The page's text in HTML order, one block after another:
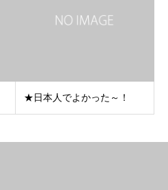
★日本人でよかった～！